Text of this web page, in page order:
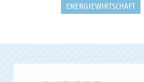
ENERGIEWIRTSCHAFT